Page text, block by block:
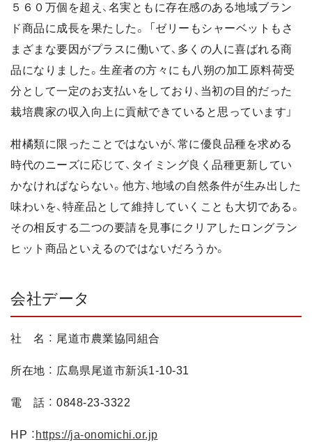
５６０万個を超え、名実ともに存在感のある地域ブラン
ド商品に成長を果たした。 「ゼリーもシャーベットもさ
まざまな要因がプラスに働いて、多くの人に喜ばれる商
品になりました。生産者の方々にも八朔の加工原料荷受
分として一定のお支払いをしており、当初の目的だった
栽培農家の収入向上に貢献できていると思っています」
柑橘類に限ったことではないが、常に優良品種を求める
時代のニーズに応じて、タイミング良く品種更新してい
かなければならない。他方、地域の自然条件が生み出した
味わいを、特産品として維持していくことも大切である。
その相反する二つの要請を見事にクリアしたロングラン
ヒット商品といえるのではないだろうか。
会社データ
社 名 ： 尾道市農業協同組合
所在地 ： 広島県尾道市新浜1-10-31
電 話 ： 0848-23-3322
HP ： https://ja-onomichi.or.jp